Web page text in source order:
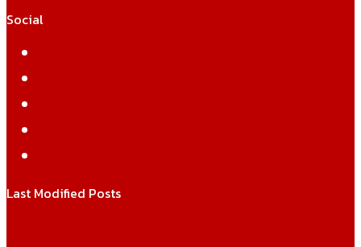
Social
Last Modified Posts